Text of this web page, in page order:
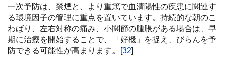
一次予防は、禁煙と、より重篤で血清陽性の疾患に関連す
る環境因子の管理に重点を置いています。持続的な朝のこ
わばり、左右対称の痛み、小関節の腫脹がある場合は、早
期に治療を開始することで、「好機」を捉え、びらんを予
防できる可能性が高まります。[32]